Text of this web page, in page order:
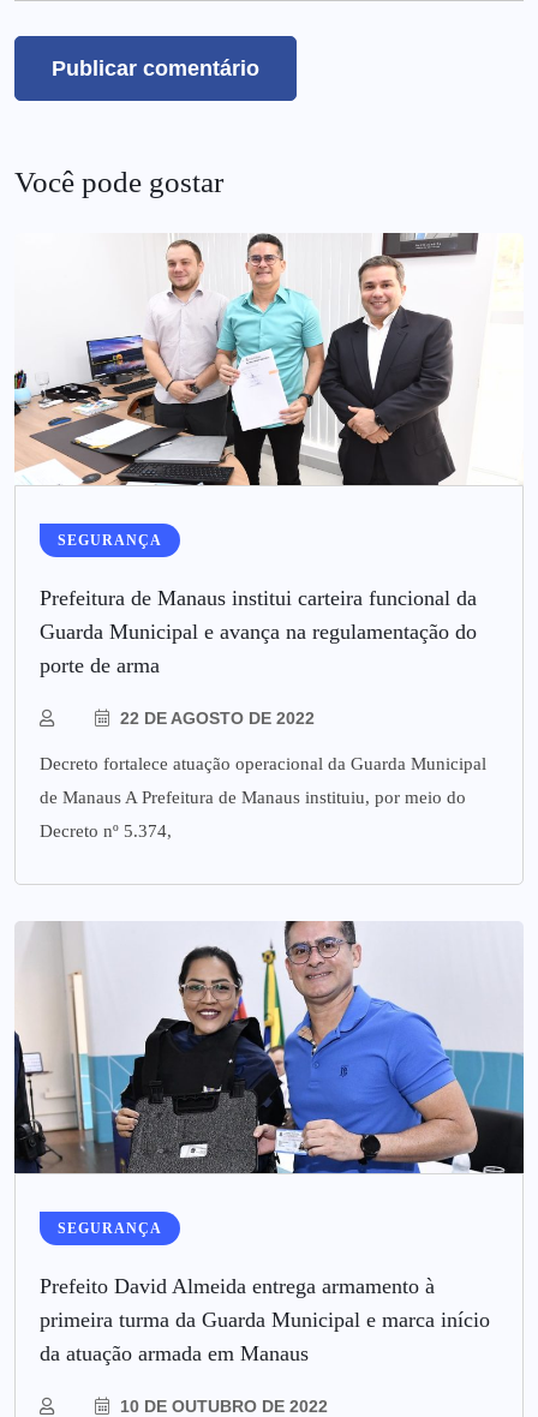
Você pode gostar
SEGURANÇA
Prefeitura de Manaus institui carteira funcional da
Guarda Municipal e avança na regulamentação do
porte de arma
22 DE AGOSTO DE 2022
Decreto fortalece atuação operacional da Guarda Municipal
de Manaus A Prefeitura de Manaus instituiu, por meio do
Decreto nº 5.374,
SEGURANÇA
Prefeito David Almeida entrega armamento à
primeira turma da Guarda Municipal e marca início
da atuação armada em Manaus
10 DE OUTUBRO DE 2022